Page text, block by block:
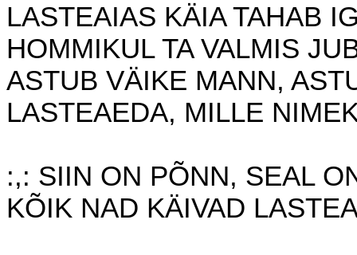
LASTEAIAS KÄIA TAHAB
HOMMIKUL TA VALMIS
ASTUB VÄIKE MANN,
LASTEAEDA, MILLE
:,: SIIN ON PÕNN, SEAL
KÕIK NAD KÄIVAD